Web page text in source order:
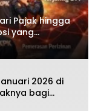
Pajak hingga
yang
2026 di
bagi
Kunci